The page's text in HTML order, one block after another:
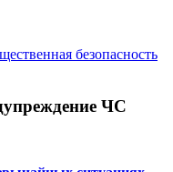
безопасность
ЧС